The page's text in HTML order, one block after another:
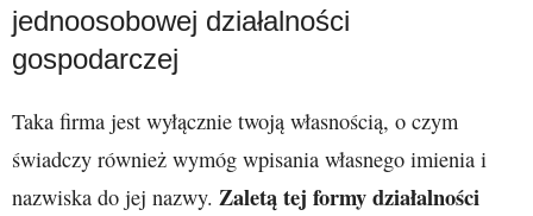
jednoosobowej działalności
gospodarczej
Taka firma jest wyłącznie twoją własnością, o czym
świadczy również wymóg wpisania własnego imienia i
nazwiska do jej nazwy. Zaletą tej formy działalności